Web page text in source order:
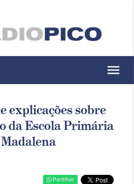
menu
explicações sobre
da Escola Primária
Partilhar